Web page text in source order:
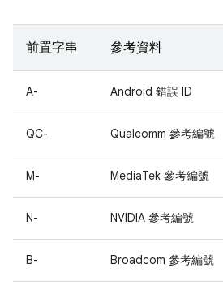
前置字串 參考資料
A- Android 錯誤 ID
QC- Qualcomm 參考編號
M- MediaTek 參考編號
N- NVIDIA 參考編號
B- Broadcom 參考編號